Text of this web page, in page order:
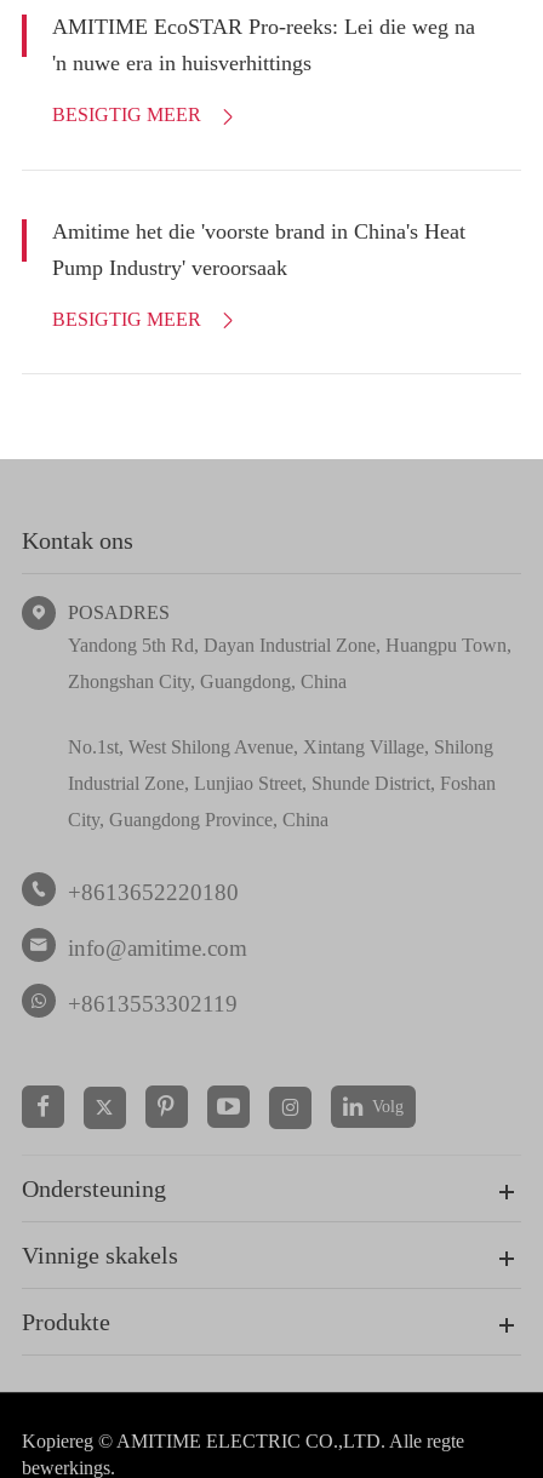
AMITIME EcoSTAR Pro-reeks: Lei die weg na
'n nuwe era in huisverhittings
BESIGTIG MEER 
Amitime het die 'voorste brand in China's Heat
Pump Industry' veroorsaak
BESIGTIG MEER 
Kontak ons

POSADRES
Yandong 5th Rd, Dayan Industrial Zone, Huangpu Town,
Zhongshan City, Guangdong, China
No.1st, West Shilong Avenue, Xintang Village, Shilong
Industrial Zone, Lunjiao Street, Shunde District, Foshan
City, Guangdong Province, China
 +8613652220180
 info@amitime.com
+8613553302119
  Volg
Ondersteuning
Vinnige skakels
Produkte
Kopiereg © AMITIME ELECTRIC CO.,LTD. Alle regte
bewerkings.